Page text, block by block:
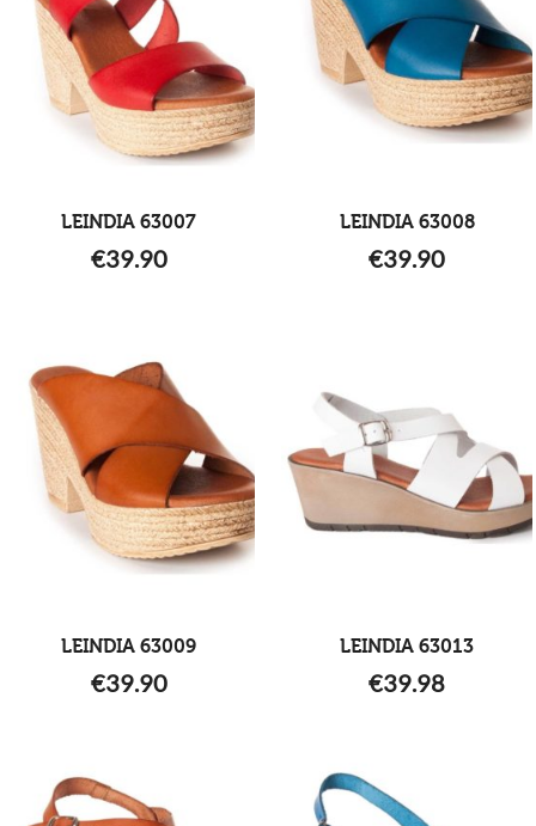
LEINDIA 63007
€39.90
LEINDIA 63008
€39.90
LEINDIA 63009
€39.90
LEINDIA 63013
€39.98